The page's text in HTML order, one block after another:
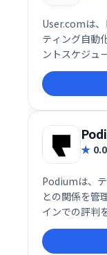
User.comは
ティング自動
ントスケジュ
管理でエン
現します。様
し、効率的
適化で、ビジ
0.0
Podiumは、
との関係を管
インでの評判
ームです。